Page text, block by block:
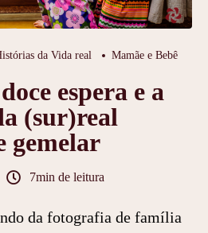
da Vida real Mamãe e Bebê
espera e a
(sur)real
gemelar
7min de leitura
da fotografia de família